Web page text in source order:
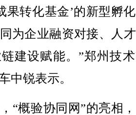
果转化基金’的新型孵
为企业融资对接、人
建设赋能。”郑州技
中锐表示。
概验协同网”的亮相